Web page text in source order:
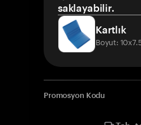
saklayabilir.
Kartlık
Boyut:
Promosyon Kodu